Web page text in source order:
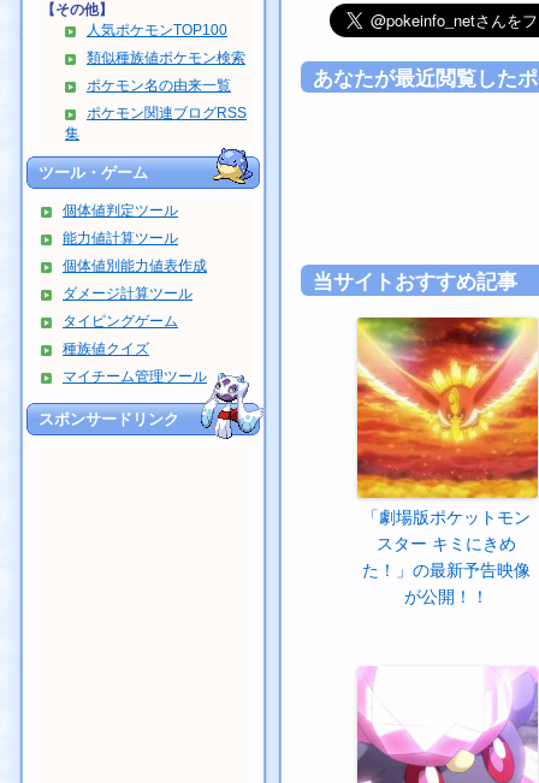
【その他】
人気ポケモンTOP100
類似種族値ポケモン検索
ポケモン名の由来一覧
ポケモン関連ブログRSS
集
ツール・ゲーム
個体値判定ツール
能力値計算ツール
個体値別能力値表作成
ダメージ計算ツール
タイピングゲーム
種族値クイズ
マイチーム管理ツール
スポンサードリンク
あなたが最近閲覧した
当サイトおすすめ記事
「劇場版ポケットモン
スター キミにきめ
た！」の最新予告映像
が公開！！